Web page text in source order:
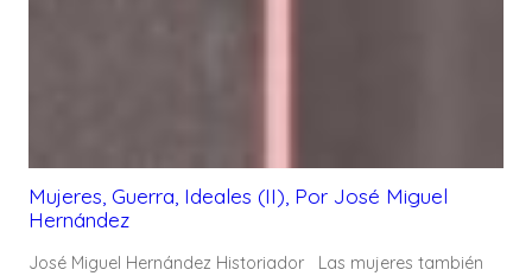
Mujeres, Guerra, Ideales (II), Por José Miguel
Hernández
José Miguel Hernández Historiador Las mujeres también